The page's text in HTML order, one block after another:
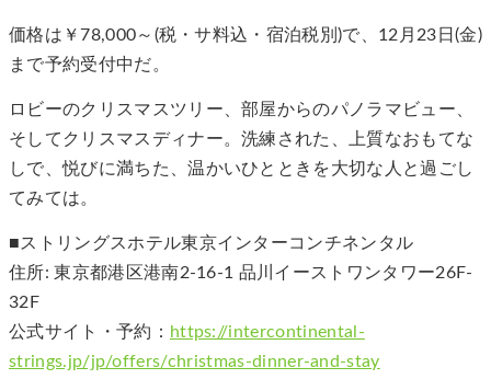
価格は￥78,000～(税・サ料込・宿泊税別)で、12月23日(金)
まで予約受付中だ。
ロビーのクリスマスツリー、部屋からのパノラマビュー、
そしてクリスマスディナー。洗練された、上質なおもてな
しで、悦びに満ちた、温かいひとときを大切な人と過ごし
てみては。
■ストリングスホテル東京インターコンチネンタル
住所: 東京都港区港南2-16-1 品川イーストワンタワー26F-
32F
公式サイト・予約： https://intercontinental-
strings.jp/jp/offers/christmas-dinner-and-stay